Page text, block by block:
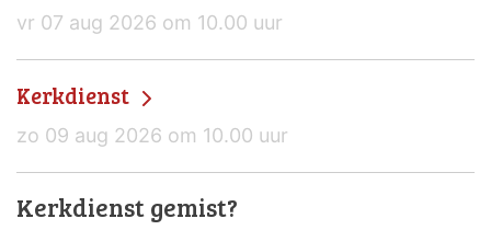
vr 07 aug 2026 om 10.00 uur
Kerkdienst
zo 09 aug 2026 om 10.00 uur
Kerkdienst gemist?